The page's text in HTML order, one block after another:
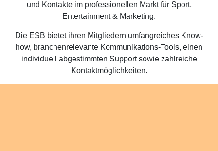
und Kontakte im professionellen Markt für Sport,
Entertainment & Marketing.
Die ESB bietet ihren Mitgliedern umfangreiches Know-
how, branchenrelevante Kommunikations-Tools, einen
individuell abgestimmten Support sowie zahlreiche
Kontaktmöglichkeiten.